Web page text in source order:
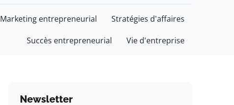
Marketing entrepreneurial Stratégies d'affaires
Succès entrepreneurial Vie d'entreprise
Newsletter